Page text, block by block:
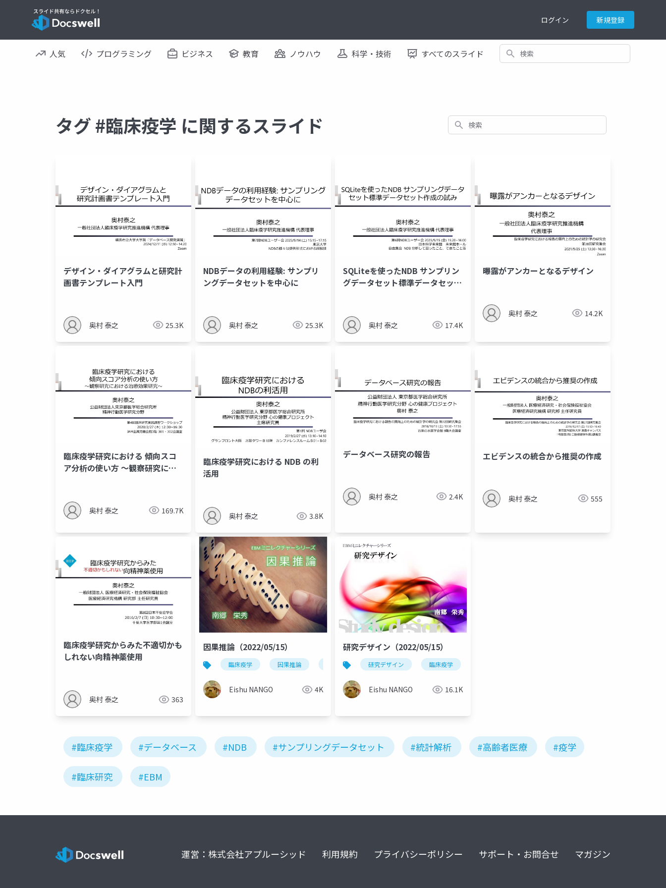
ログイン 新規登録
人気 プログラミング ビジネス 教育 ノウハウ 科学・技術 すべてのスライド 検索
タグ #臨床疫学 に関するスライド 検索
デザイン・ダイアグラムと研究計
画書テンプレート入門
奥村 泰之 25.3K
NDBデータの利用経験: サンプリ
ングデータセットを中心に
奥村 泰之 25.3K
SQLiteを使ったNDB サンプリン
グデータセット標準データセット
奥村 泰之 17.4K
曝露がアンカーとなるデザイン
奥村 泰之 14.2K
臨床疫学研究における 傾向スコ
ア分析の使い⽅ 〜観察研究にお
奥村 泰之 169.7K
臨床疫学研究における NDB の利
活用
奥村 泰之 3.8K
データベース研究の報告
奥村 泰之 2.4K
エビデンスの統合から推奨の作成
奥村 泰之 555
臨床疫学研究からみた不適切かも
しれない向精神薬使用
奥村 泰之 363
因果推論（2022/05/15）
臨床疫学 因果推論 因果関係 bradford hill hillの基準
Eishu NANGO 4K
研究デザイン（2022/05/15）
研究デザイン 臨床疫学
Eishu NANGO 16.1K
#臨床疫学 #データベース #NDB #サンプリングデータセット #統計解析 #高齢者医療 #疫学
#臨床研究 #EBM
運営：株式会社アプルーシッド 利用規約 プライバシーポリシー サポート・お問合せ マガジン